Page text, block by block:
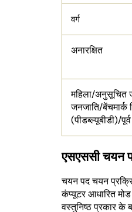
वर्ग
अनारक्षित
महिला/अनुसूचित
जनजाति/बेंचमार्क
(पीडब्ल्यूबीडी)/
एसएससी चयन
चयन पद चयन
कंप्यूटर आधारित
वस्तुनिष्ठ प्रकार के